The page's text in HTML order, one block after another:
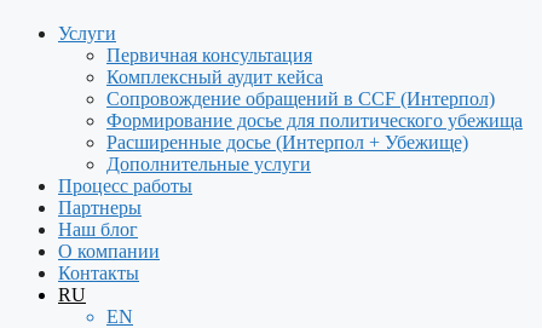
Услуги
Первичная консультация
Комплексный аудит кейса
Сопровождение обращений в CCF (Интерпол)
Формирование досье для политического убежища
Расширенные досье (Интерпол + Убежище)
Дополнительные услуги
Процесс работы
Партнеры
Наш блог
О компании
Контакты
RU
EN